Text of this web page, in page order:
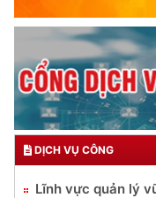
DỊCH VỤ CÔNG
Lĩnh vực quản lý